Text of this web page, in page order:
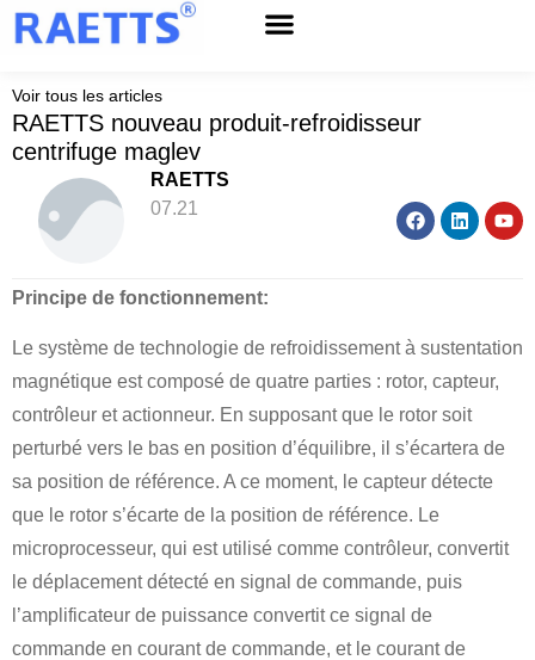
Voir tous les articles
RAETTS nouveau produit-refroidisseur
centrifuge maglev
RAETTS
07.21
Principe de fonctionnement:
Le système de technologie de refroidissement à sustentation
magnétique est composé de quatre parties : rotor, capteur,
contrôleur et actionneur. En supposant que le rotor soit
perturbé vers le bas en position d’équilibre, il s’écartera de
sa position de référence. A ce moment, le capteur détecte
que le rotor s’écarte de la position de référence. Le
microprocesseur, qui est utilisé comme contrôleur, convertit
le déplacement détecté en signal de commande, puis
l’amplificateur de puissance convertit ce signal de
commande en courant de commande, et le courant de